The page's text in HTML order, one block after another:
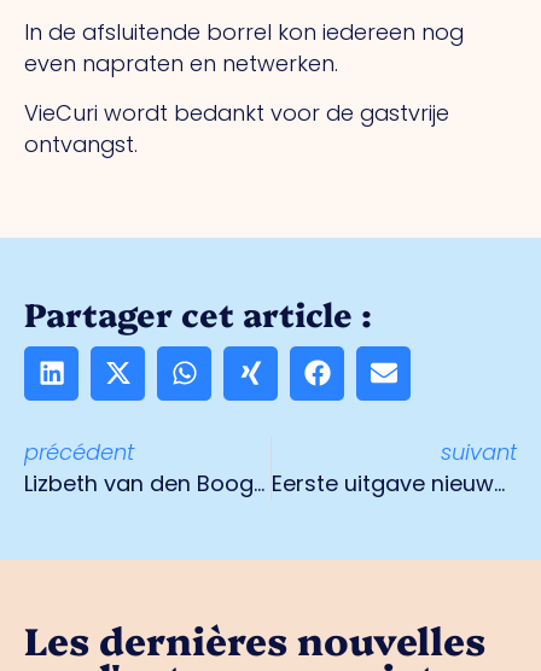
In de afsluitende borrel kon iedereen nog
even napraten en netwerken.
VieCuri wordt bedankt voor de gastvrije
ontvangst.
Partager cet article :
précédent
Lizbeth van den Boogaart Topvrouw Limburg 2019
suivant
Eerste uitgave nieuwe magazine O.Venlo
Les dernières nouvelles